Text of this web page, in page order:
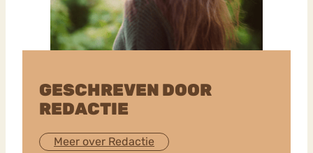
GESCHREVEN DOOR
REDACTIE
Meer over Redactie